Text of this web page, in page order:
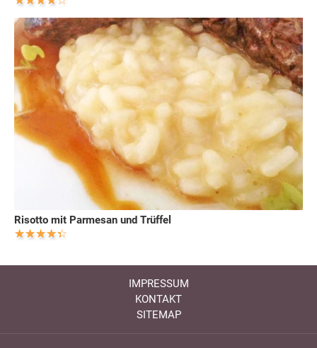
Risotto mit Parmesan und Trüffel
IMPRESSUM
KONTAKT
SITEMAP